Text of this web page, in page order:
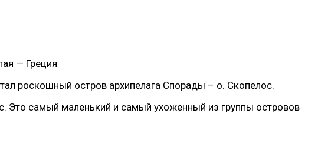
— Греция
роскошный остров архипелага Спорады – о. Скопелос.
Это самый маленький и самый ухоженный из группы островов